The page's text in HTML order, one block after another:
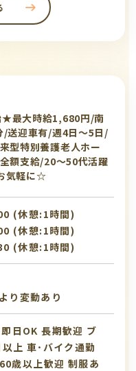
最大時給1,680円/南
/送迎車有/週4日～5日/
型特別養護老人ホー
額支給/20～50代活躍
気軽に☆
(休憩:1時間)
(休憩:1時間)
(休憩:1時間)
り変動あり
即日OK 長期歓迎 ブ
上 車･バイク通勤
60歳以上歓迎 制服あ